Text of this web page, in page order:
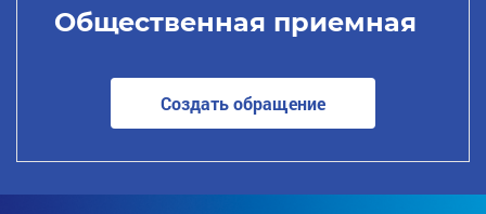
Общественная приемная
Создать обращение